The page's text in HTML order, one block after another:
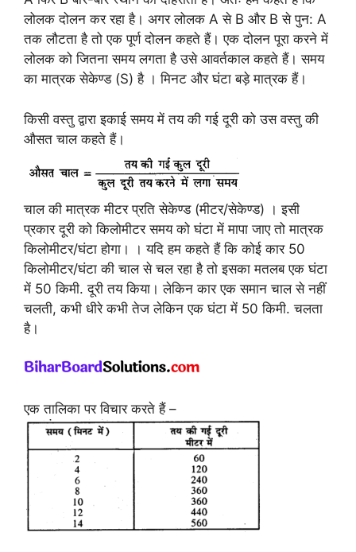
लोलक दोलन कर रहा है। अगर लोलक A से B और B से पुन: A
तक लौटता है तो एक पूर्ण दोलन कहते हैं। एक दोलन पूरा करने में
लोलक को जितना समय लगता है उसे आवर्तकाल कहते हैं। समय
का मात्रक सेकेण्ड (S) है । मिनट और घंटा बड़े मात्रक हैं।
किसी वस्तु द्वारा इकाई समय में तय की गई दूरी को उस वस्तु की
औसत चाल कहते हैं।
चाल की मात्रक मीटर प्रति सेकेण्ड (मीटर/सेकेण्ड) । इसी
प्रकार दूरी को किलोमीटर समय को घंटा में मापा जाए तो मात्रक
किलोमीटर/घंटा होगा। । यदि हम कहते हैं कि कोई कार 50
किलोमीटर/घंटा की चाल से चल रहा है तो इसका मतलब एक घंटा
में 50 किमी. दूरी तय किया। लेकिन कार एक समान चाल से नहीं
चलती, कभी धीरे कभी तेज लेकिन एक घंटा में 50 किमी. चलता
है।
एक तालिका पर विचार करते हैं –